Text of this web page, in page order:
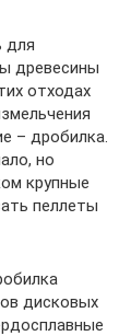
для
древесины
отходах
– дробилка.
но
крупные
пеллеты
дисковых